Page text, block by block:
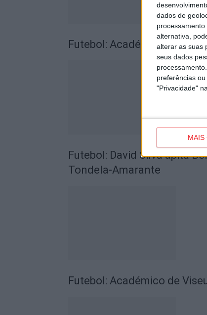
dados de
alternativa,
alterar as suas
seus dados
preferências
"Privacidade"
MAIS
Futebol: Académico de
Futebol: David Silva apita
Tondela-Amarante
Futebol: Académico de